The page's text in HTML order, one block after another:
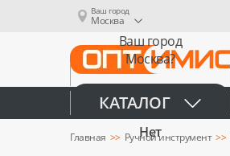
Ваш город
Москва
Ваш город
Москва?
Да
Нет
КАТАЛОГ
Главная Ручной инструмент